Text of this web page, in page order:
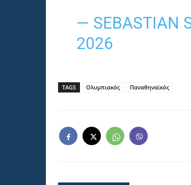
— SEBASTIAN
2026
TAGS Ολυμπιακός Παναθηναϊκός